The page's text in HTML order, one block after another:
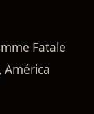
Fatale
América